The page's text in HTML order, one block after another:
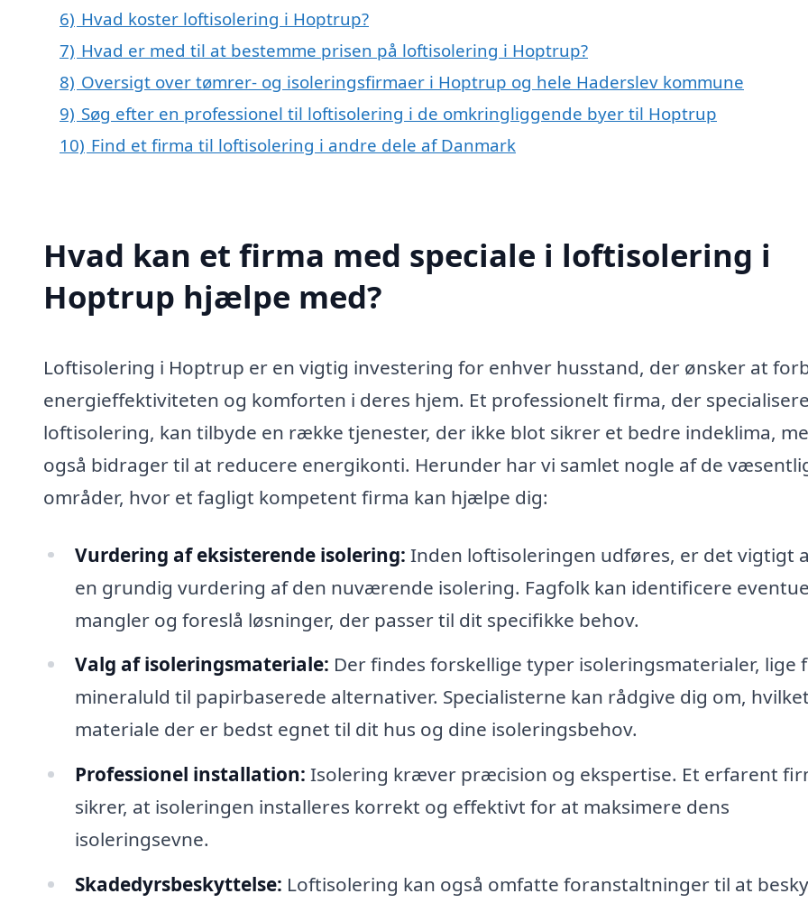
6) Hvad koster loftisolering i Hoptrup?
7) Hvad er med til at bestemme prisen på loftisolering i Hoptrup?
8) Oversigt over tømrer- og isoleringsfirmaer i Hoptrup og hele Haderslev kommune
9) Søg efter en professionel til loftisolering i de omkringliggende byer til Hoptrup
10) Find et firma til loftisolering i andre dele af Danmark
Hvad kan et firma med speciale i loftisolering i
Hoptrup hjælpe med?
Loftisolering i Hoptrup er en vigtig investering for enhver husstand, der ønsker at
energieffektiviteten og komforten i deres hjem. Et professionelt firma, der
loftisolering, kan tilbyde en række tjenester, der ikke blot sikrer et bedre indeklima,
også bidrager til at reducere energikonti. Herunder har vi samlet nogle af de
områder, hvor et fagligt kompetent firma kan hjælpe dig:
Vurdering af eksisterende isolering: Inden loftisoleringen udføres, er det vigtigt
en grundig vurdering af den nuværende isolering. Fagfolk kan identificere
mangler og foreslå løsninger, der passer til dit specifikke behov.
Valg af isoleringsmateriale: Der findes forskellige typer isoleringsmaterialer, lige
mineraluld til papirbaserede alternativer. Specialisterne kan rådgive dig om, hvilket
materiale der er bedst egnet til dit hus og dine isoleringsbehov.
Professionel installation: Isolering kræver præcision og ekspertise. Et erfarent
sikrer, at isoleringen installeres korrekt og effektivt for at maksimere dens
isoleringsevne.
Skadedyrsbeskyttelse: Loftisolering kan også omfatte foranstaltninger til at